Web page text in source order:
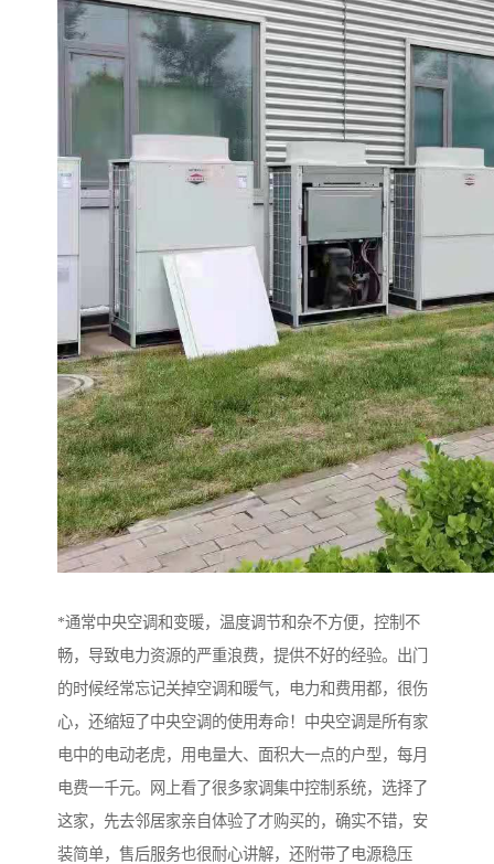
*通常中央空调和变暖，温度调节和杂不方便，控制不
畅，导致电力资源的严重浪费，提供不好的经验。出门
的时候经常忘记关掉空调和暖气，电力和费用都，很伤
心，还缩短了中央空调的使用寿命！中央空调是所有家
电中的电动老虎，用电量大、面积大一点的户型，每月
电费一千元。网上看了很多家调集中控制系统，选择了
这家，先去邻居家亲自体验了才购买的，确实不错，安
装简单，售后服务也很耐心讲解，还附带了电源稳压